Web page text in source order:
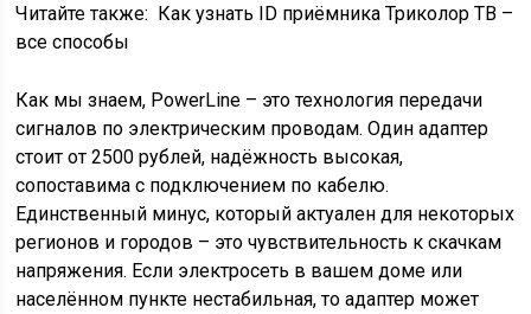
Читайте также: Как узнать ID приёмника Триколор ТВ –
все способы
Как мы знаем, PowerLine – это технология передачи
сигналов по электрическим проводам. Один адаптер
стоит от 2500 рублей, надёжность высокая,
сопоставима с подключением по кабелю.
Единственный минус, который актуален для некоторых
регионов и городов – это чувствительность к скачкам
напряжения. Если электросеть в вашем доме или
населённом пункте нестабильная, то адаптер может